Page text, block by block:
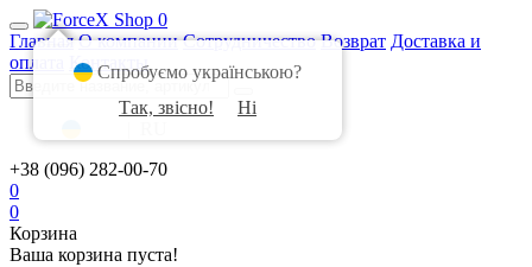
0
Главная О компании Сотрудничество Возврат Доставка и
оплата
Контакты
+38 (096) 282-00-70
0
0
Корзина
Ваша корзина пуста!
Спробуємо українською?
Так, звісно!
Ні